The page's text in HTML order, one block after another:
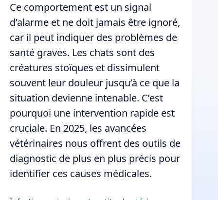
Ce comportement est un signal
d’alarme et ne doit jamais être ignoré,
car il peut indiquer des problèmes de
santé graves. Les chats sont des
créatures stoïques et dissimulent
souvent leur douleur jusqu’à ce que la
situation devienne intenable. C’est
pourquoi une intervention rapide est
cruciale. En 2025, les avancées
vétérinaires nous offrent des outils de
diagnostic de plus en plus précis pour
identifier ces causes médicales.